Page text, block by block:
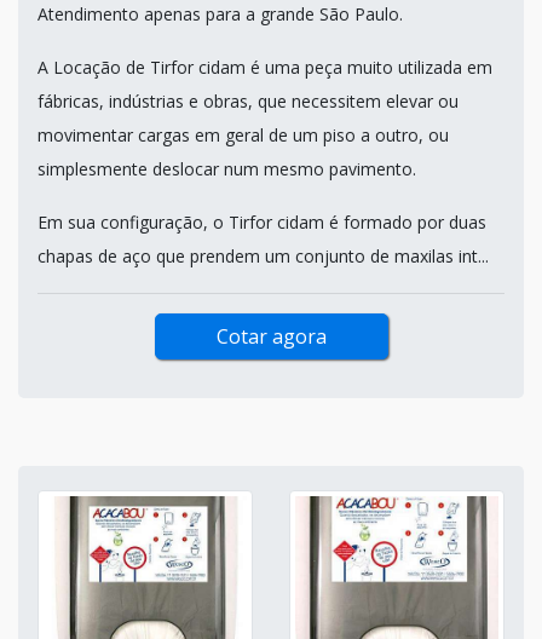
Atendimento apenas para a grande São Paulo.
A Locação de Tirfor cidam é uma peça muito utilizada em
fábricas, indústrias e obras, que necessitem elevar ou
movimentar cargas em geral de um piso a outro, ou
simplesmente deslocar num mesmo pavimento.
Em sua configuração, o Tirfor cidam é formado por duas
chapas de aço que prendem um conjunto de maxilas int...
Cotar agora